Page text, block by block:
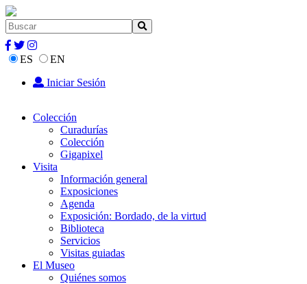
ES
EN
Iniciar Sesión
Colección
Curadurías
Colección
Gigapixel
Visita
Información general
Exposiciones
Agenda
Exposición: Bordado, de la virtud
Biblioteca
Servicios
Visitas guiadas
El Museo
Quiénes somos